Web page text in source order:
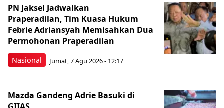
Nasional
PN Jaksel Jadwalkan
Praperadilan, Tim Kuasa Hukum
Febrie Adriansyah Memisahkan Dua
Permohonan Praperadilan
Jumat, 7 Agu 2026 - 12:17
Mazda Gandeng Adrie Basuki di